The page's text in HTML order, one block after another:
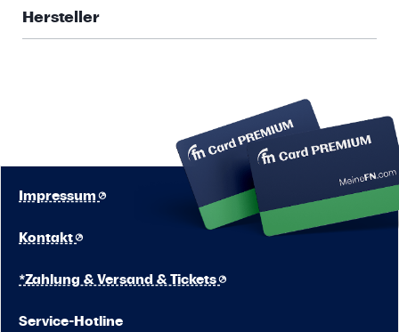
Hersteller
Service-Hotline
Kontakt
Impressum
*Zahlung & Versand & Tickets